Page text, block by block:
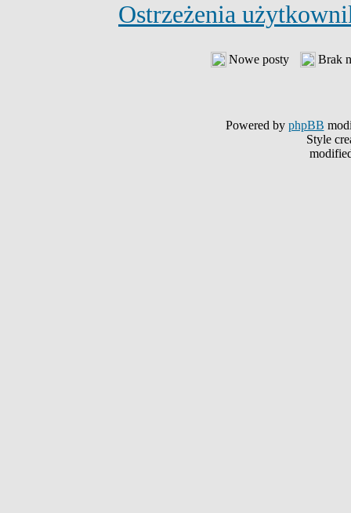
Ostrzeżenia
Nowe posty Brak
Powered by phpBB
Style